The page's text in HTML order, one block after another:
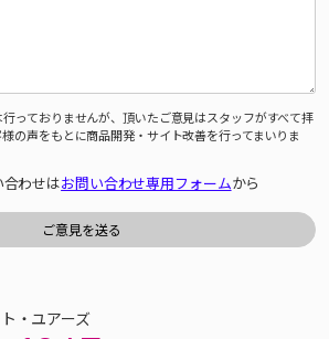
っておりませんが、頂いたご意見はスタッフがすべて拝
の声をもとに商品開発・サイト改善を行ってまいりま
わせはお問い合わせ専用フォームから
・ユアーズ